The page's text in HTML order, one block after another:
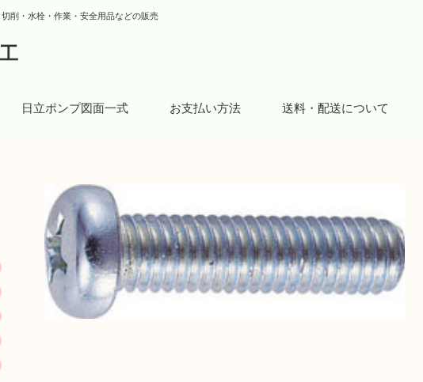
削・水栓・作業・安全用品などの販売
日立ポンプ図面一式 お支払い方法 送料・配送について